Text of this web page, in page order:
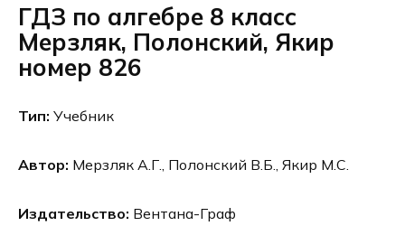
ГДЗ по алгебре 8 класс
Мерзляк, Полонский, Якир
номер 826
Тип: Учебник
Автор: Мерзляк А.Г., Полонский В.Б., Якир М.С.
Издательство: Вентана-Граф